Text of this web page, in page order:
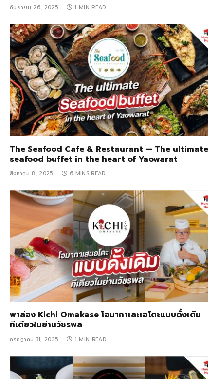
กันยายน 26, 2025 1 MIN READ
The Seafood Cafe & Restaurant — The ultimate
seafood buffet in the heart of Yaowarat
สิงหาคม 8, 2025 6 MINS READ
พาส่อง Kichi Omakase โอมากาเสะเอโดะแบบดั้งเดิม
ทีเดียวในย่านวัชรพล
กรกฎาคม 31, 2025 1 MIN READ